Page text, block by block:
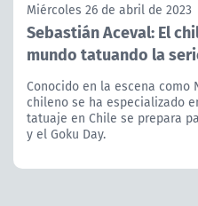
Miércoles 26 de abril de 2023
Sebastián Aceval: El
mundo tatuando la
Conocido en la escena
chileno se ha especializado
tatuaje en Chile se prepara
y el Goku Day.